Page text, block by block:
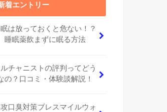
着エントリー
は放っておくと危ない！？
睡眠薬飲まずに眠る方法
チャニストの評判ってどう
の？口コミ・体験談解説！
口臭対策ブレスマイルウォ